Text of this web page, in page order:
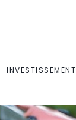
INVESTISSEMENT